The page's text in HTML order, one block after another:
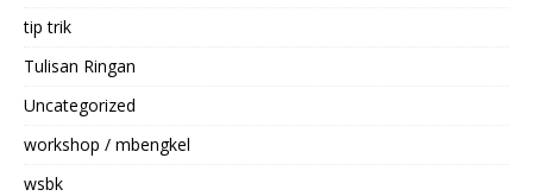
tip trik
Tulisan Ringan
Uncategorized
workshop / mbengkel
wsbk